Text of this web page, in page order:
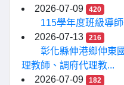
2026-07-09
420
115學年度班級導
2026-07-13
216
彰化縣伸港鄉伸東
理教師、調府代理教...
2026-07-09
182